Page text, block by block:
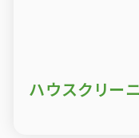
ハウスクリー